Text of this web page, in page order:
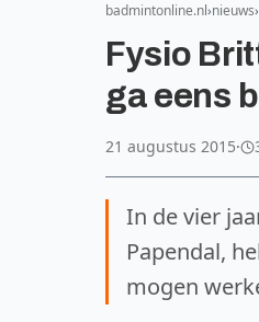
badmintonline.nl nieuws
Fysio
ga eens
21 augustus 2015·
In de vier
Papendal,
mogen